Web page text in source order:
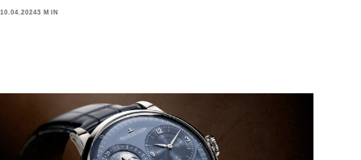
10.04.20243 MIN